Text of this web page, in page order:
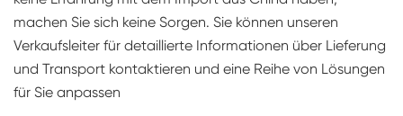
machen Sie sich keine Sorgen. Sie können unseren
Verkaufsleiter für detaillierte Informationen über Lieferung
und Transport kontaktieren und eine Reihe von Lösungen
für Sie anpassen